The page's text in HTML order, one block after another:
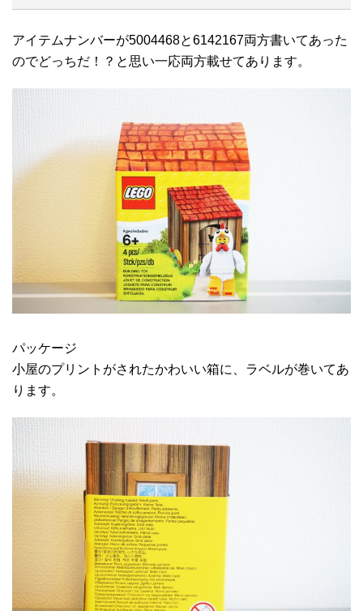
アイテムナンバーが5004468と6142167両方書いてあった
のでどっちだ！？と思い一応両方載せてあります。
パッケージ
小屋のプリントがされたかわいい箱に、ラベルが巻いてあ
ります。